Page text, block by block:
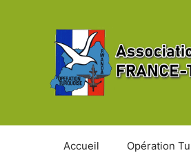
Accueil Opération